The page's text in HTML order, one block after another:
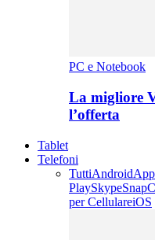
PC e Notebook
La migliore
l’offerta
Tablet
Telefoni
TuttiAndroidApp
PlaySkype
per CellulareiOS